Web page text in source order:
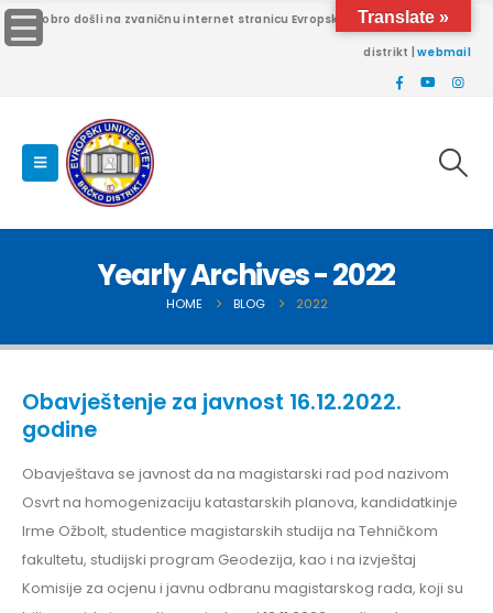
Dobro došli na zvaničnu internet stranicu Evropskog univerziteta Brčko
distrikt |webmail
Yearly Archives - 2022
HOME BLOG 2022
Obavještenje za javnost 16.12.2022.
godine
Obavještava se javnost da na magistarski rad pod nazivom
Osvrt na homogenizaciju katastarskih planova, kandidatkinje
Irme Ožbolt, studentice magistarskih studija na Tehničkom
fakultetu, studijski program Geodezija, kao i na izvještaj
Komisije za ocjenu i javnu odbranu magistarskog rada, koji su
Translate »